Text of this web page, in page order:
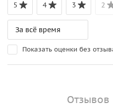
5 4 3 2
Показать оценки без
Отзывов